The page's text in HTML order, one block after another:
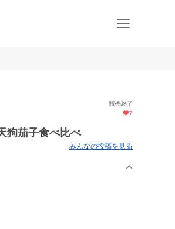
販売終了
7
狗茄子食べ比べ
みんなの投稿を見る